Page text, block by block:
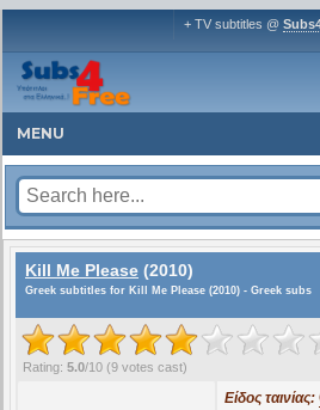
+ TV subtitles @
MENU
Kill Me Please (2010)
Greek subtitles for Kill Me Please (2010) - Greek subs
Rating: 5.0/10 (9 votes cast)
Είδος ταινίας: